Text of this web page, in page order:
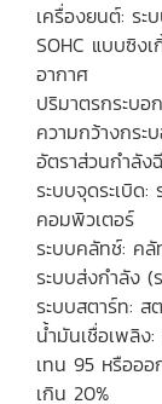
เครื่องยนต์: ระ
SOHC แบบซิง
อากาศ
ปริมาตรกระบอ
ความกว้างกระ
อัตราส่วนกำลัง
ระบบจุดระเบิด
คอมพิวเตอร์
ระบบคลัทช์: ค
ระบบส่งกำลัง (
ระบบสตาร์ท: ส
น้ำมันเชื่อเพลิง
เทน 95 หรืออ
เกิน 20%